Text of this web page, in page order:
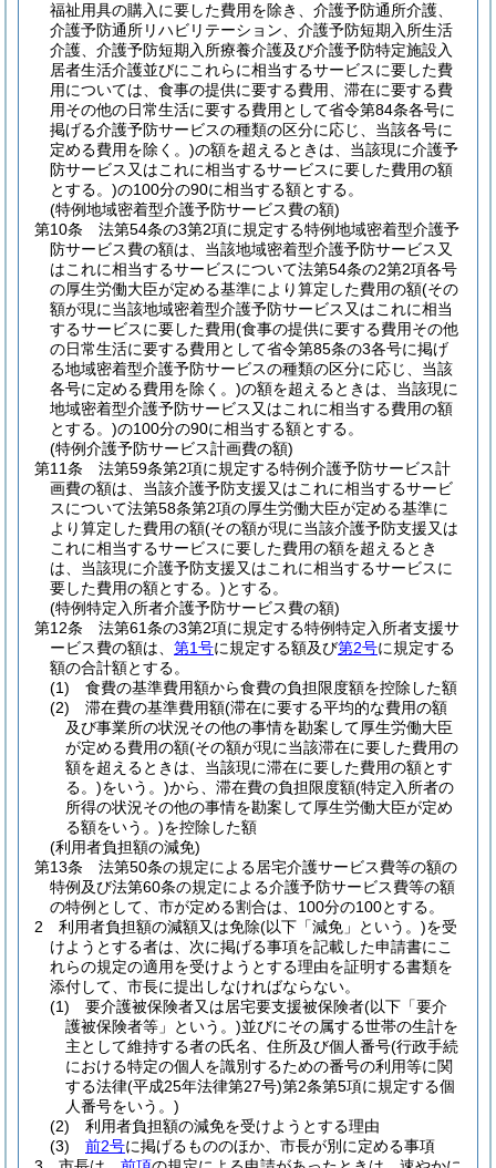
福祉用具の購入に要した費用を除き、介護予防通所介護、
介護予防通所リハビリテーション、介護予防短期入所生活
介護、介護予防短期入所療養介護及び介護予防特定施設入
居者生活介護並びにこれらに相当するサービスに要した費
用については、食事の提供に要する費用、滞在に要する費
用その他の日常生活に要する費用として省令第84条各号に
掲げる介護予防サービスの種類の区分に応じ、当該各号に
定める費用を除く。)の額を超えるときは、当該現に介護予
防サービス又はこれに相当するサービスに要した費用の額
とする。)の100分の90に相当する額とする。
(特例地域密着型介護予防サービス費の額)
第10条
法第54条の3第2項に規定する特例地域密着型介護予
防サービス費の額は、当該地域密着型介護予防サービス又
はこれに相当するサービスについて法第54条の2第2項各号
の厚生労働大臣が定める基準により算定した費用の額(その
額が現に当該地域密着型介護予防サービス又はこれに相当
するサービスに要した費用(食事の提供に要する費用その他
の日常生活に要する費用として省令第85条の3各号に掲げ
る地域密着型介護予防サービスの種類の区分に応じ、当該
各号に定める費用を除く。)の額を超えるときは、当該現に
地域密着型介護予防サービス又はこれに相当する費用の額
とする。)の100分の90に相当する額とする。
(特例介護予防サービス計画費の額)
第11条
法第59条第2項に規定する特例介護予防サービス計
画費の額は、当該介護予防支援又はこれに相当するサービ
スについて法第58条第2項の厚生労働大臣が定める基準に
より算定した費用の額(その額が現に当該介護予防支援又は
これに相当するサービスに要した費用の額を超えるとき
は、当該現に介護予防支援又はこれに相当するサービスに
要した費用の額とする。)とする。
(特例特定入所者介護予防サービス費の額)
第12条
法第61条の3第2項に規定する特例特定入所者支援サ
ービス費の額は、 第1号に規定する額及び第2号に規定する
額の合計額とする。
(1)
食費の基準費用額から食費の負担限度額を控除した額
(2)
滞在費の基準費用額(滞在に要する平均的な費用の額
及び事業所の状況その他の事情を勘案して厚生労働大臣
が定める費用の額(その額が現に当該滞在に要した費用の
額を超えるときは、当該現に滞在に要した費用の額とす
る。)をいう。)から、滞在費の負担限度額(特定入所者の
所得の状況その他の事情を勘案して厚生労働大臣が定め
る額をいう。)を控除した額
(利用者負担額の減免)
第13条
法第50条の規定による居宅介護サービス費等の額の
特例及び法第60条の規定による介護予防サービス費等の額
の特例として、市が定める割合は、100分の100とする。
2
利用者負担額の減額又は免除(以下「減免」という。)を受
けようとする者は、次に掲げる事項を記載した申請書にこ
れらの規定の適用を受けようとする理由を証明する書類を
添付して、市長に提出しなければならない。
(1)
要介護被保険者又は居宅要支援被保険者(以下「要介
護被保険者等」という。)並びにその属する世帯の生計を
主として維持する者の氏名、住所及び個人番号(行政手続
における特定の個人を識別するための番号の利用等に関
する法律(平成25年法律第27号)第2条第5項に規定する個
人番号をいう。)
(2)
利用者負担額の減免を受けようとする理由
(3)
前2号に掲げるもののほか、市長が別に定める事項